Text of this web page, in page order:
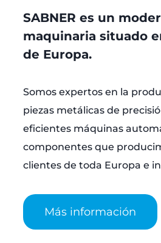
SABNER es un
maquinaria situado
de Europa.
Somos expertos en la
piezas metálicas de
eficientes máquinas
componentes que
clientes de toda Europa e
Más información